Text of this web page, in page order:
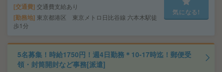
交通費 交通費支給あり
勤務地 東京都港区 東京メトロ日比谷線 六本木駅徒
歩1分
気になる!
5名募集！時給1750円！週4日勤務＊10-17時迄！郵便受
領・封筒開封など事務[派遣]